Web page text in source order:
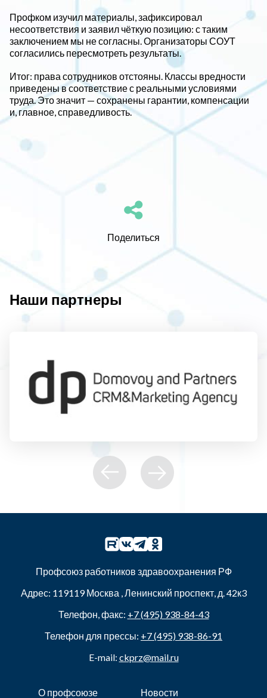
Профком изучил материалы, зафиксировал
несоответствия и заявил чёткую позицию: с таким
заключением мы не согласны. Организаторы СОУТ
согласились пересмотреть результаты.
Итог: права сотрудников отстояны. Классы вредности
приведены в соответствие с реальными условиями
труда. Это значит — сохранены гарантии, компенсации
и, главное, справедливость.
Поделиться
Наши партнеры
Профсоюз работников здравоохранения РФ
Адрес: 119119Москва ,Ленинский проспект, д. 42к3
Телефон, факс: +7 (495) 938-84-43
Телефон для прессы: +7 (495) 938-86-91
E-mail: ckprz@mail.ru
О профсоюзе Новости